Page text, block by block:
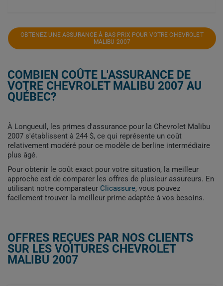
OBTENEZ UNE ASSURANCE À BAS PRIX POUR VOTRE CHEVROLET
MALIBU 2007
COMBIEN COÛTE L'ASSURANCE DE
VOTRE CHEVROLET MALIBU 2007 AU
QUÉBEC?
À Longueuil, les primes d'assurance pour la Chevrolet Malibu
2007 s'établissent à 244 $, ce qui représente un coût
relativement modéré pour ce modèle de berline intermédiaire
plus âgé.
Pour obtenir le coût exact pour votre situation, la meilleur
approche est de comparer les offres de plusieur assureurs. En
utilisant notre comparateur Clicassure, vous pouvez
facilement trouver la meilleur prime adaptée à vos besoins.
OFFRES REÇUES PAR NOS CLIENTS
SUR LES VOITURES CHEVROLET
MALIBU 2007